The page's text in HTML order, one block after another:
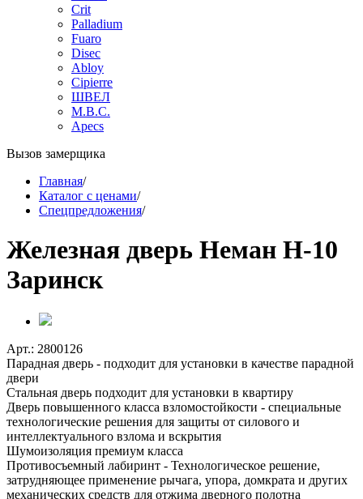
Crit
Palladium
Fuaro
Disec
Abloy
Cipierre
ШВЕЛ
M.B.C.
Apecs
Вызов замерщика
Главная/
Каталог с ценами/
Спецпредложения/
Железная дверь Неман Н-10
Заринск
Арт.: 2800126
Парадная дверь - подходит для установки в качестве парадной
двери
Стальная дверь подходит для установки в квартиру
Дверь повышенного класса взломостойкости - специальные
технологические решения для защиты от силового и
интеллектуального взлома и вскрытия
Шумоизоляция премиум класса
Противосъемный лабиринт - Технологическое решение,
затрудняющее применение рычага, упора, домкрата и других
механических средств для отжима дверного полотна